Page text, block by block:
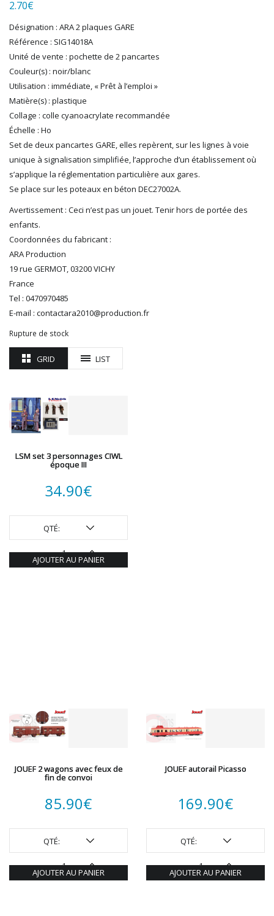
MAKETTE
MARLKIN
MKD
NOREV
NOVATEUR MODELES
PECO
PG mini
PN SUD MODELISME
PREISER
PRINCE AUGUST
REDUTEX
REE
TORTOISE
Trains-O-Matic
VIESSMANN
WIKING
WOODLAND SCENICS
2.70€
Désignation : ARA 2 plaques GARE
Référence : SIG14018A
Unité de vente : pochette de 2 pancartes
Couleur(s) : noir/blanc
Utilisation : immédiate, « Prêt à l’emploi »
Matière(s) : plastique
Collage : colle cyanoacrylate recommandée
Échelle : Ho
Set de deux pancartes GARE, elles repèrent, sur les lignes à voie
unique à signalisation simplifiée, l’approche d’un établissement où
s’applique la réglementation particulière aux gares.
Se place sur les poteaux en béton DEC27002A.
Avertissement : Ceci n’est pas un jouet. Tenir hors de portée des
enfants.
Coordonnées du fabricant :
ARA Production
19 rue GERMOT, 03200 VICHY
France
Tel : 0470970485
E-mail : contactara2010@production.fr
Rupture de stock
GRID LIST
LSM set 3 personnages CIWL
époque III
34.90€
QTÉ:
AJOUTER AU PANIER
JOUEF 2 wagons avec feux de
fin de convoi
85.90€
QTÉ:
AJOUTER AU PANIER
JOUEF autorail Picasso
169.90€
QTÉ:
AJOUTER AU PANIER